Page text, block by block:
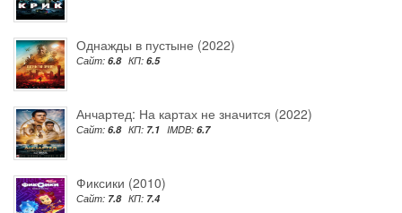
Однажды в пустыне (2022)
Сайт: 6.8 КП: 6.5
Анчартед: На картах не значится (2022)
Сайт: 6.8 КП: 7.1 IMDB: 6.7
Фиксики (2010)
Сайт: 7.8 КП: 7.4